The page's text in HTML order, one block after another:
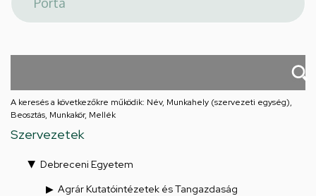
A keresés a következőkre működik: Név, Munkahely (szervezeti egység),
Beosztás, Munkakör, Mellék
Szervezetek
Debreceni Egyetem
Agrár Kutatóintézetek és Tangazdaság